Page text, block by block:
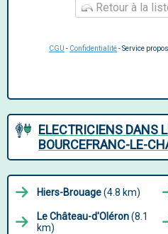
Retour à la
CGU - Confidentialité- Service
ELECTRICIENS DANS
BOURCEFRANC-LE-
Hiers-Brouage(4.8 km)
Le Château-d'Oléron(8.1
km)